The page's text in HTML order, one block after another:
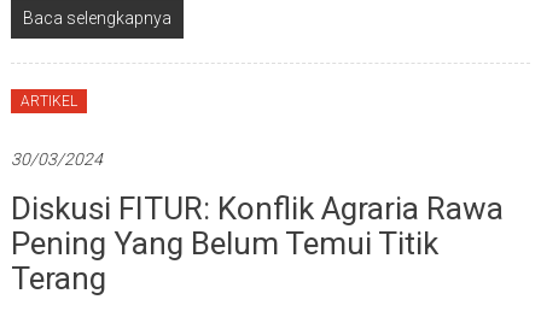
Baca selengkapnya
ARTIKEL
30/03/2024
Diskusi FITUR: Konflik Agraria Rawa
Pening Yang Belum Temui Titik
Terang